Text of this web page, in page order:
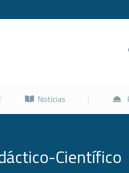
Noticias
Científico
Servicios Noticias